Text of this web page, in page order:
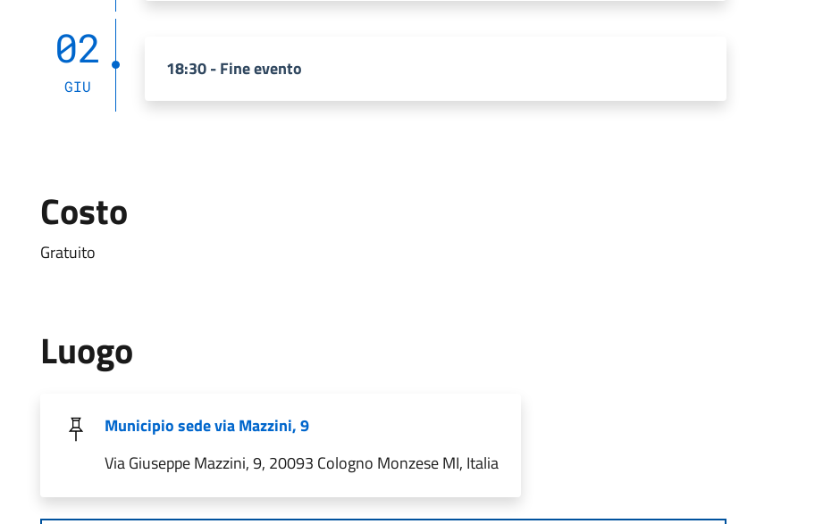
02
GIU
18:30 - Fine evento
Costo
Gratuito
Luogo
Municipio sede via Mazzini, 9
Via Giuseppe Mazzini, 9, 20093 Cologno Monzese MI, Italia